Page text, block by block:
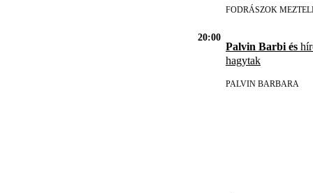
FODRÁSZOK
20:00
Palvin Barbi és
hagytak
PALVIN BARBARA